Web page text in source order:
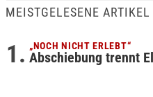
MEISTGELESENE ARTIKEL
„NOCH NICHT ERLEBT“
Abschiebung trennt